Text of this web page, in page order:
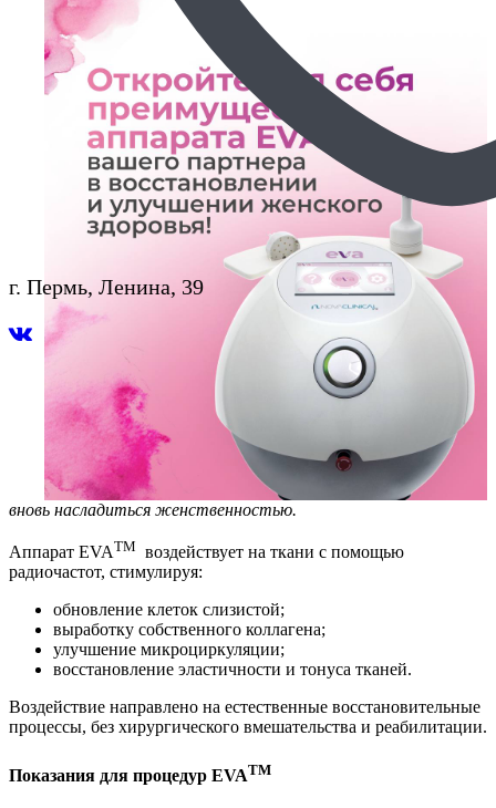
г. Пермь, Ленина, 39
вновь насладиться женственностью.
Аппарат EVATM воздействует на ткани с помощью
радиочастот, стимулируя:
обновление клеток слизистой;
выработку собственного коллагена;
улучшение микроциркуляции;
восстановление эластичности и тонуса тканей.
Воздействие направлено на естественные восстановительные
процессы, без хирургического вмешательства и реабилитации.
Показания для процедур EVATM